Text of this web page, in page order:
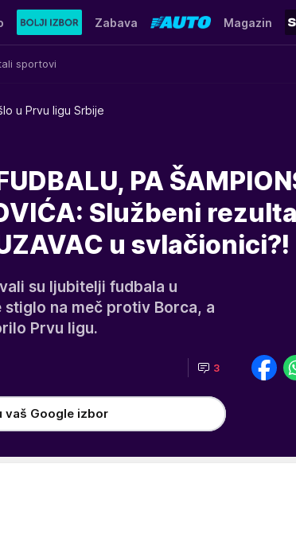
sportovi
Zabava Magazin
u Prvu ligu Srbije
PA
Službeni
u svlačionici?!
su ljubitelji fudbala u
na meč protiv Borca, a
Prvu ligu.
3
vaš Google izbor